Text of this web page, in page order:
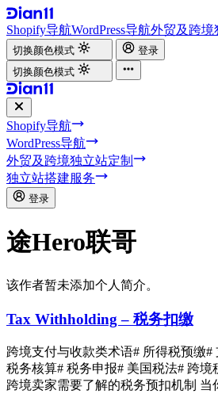
Shopify导航WordPress导航外贸及跨境
切换颜色模式
登录
切换颜色模式
Shopify导航
WordPress导航
外贸及跨境独立站定制
独立站搭建服务
登录
途Hero联哥
该作者暂未添加个人简介。
Tax Withholding – 税务扣缴
跨境支付与收款类术语# 所得税预缴#
税务核算# 税务申报# 美国税法# 跨境
跨境卖家需要了解的税务预扣机制 当